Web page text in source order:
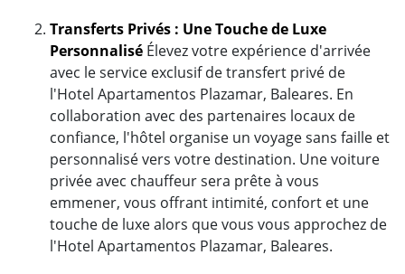
Transferts Privés : Une Touche de Luxe
Personnalisé Élevez votre expérience d'arrivée
avec le service exclusif de transfert privé de
l'Hotel Apartamentos Plazamar, Baleares. En
collaboration avec des partenaires locaux de
confiance, l'hôtel organise un voyage sans faille et
personnalisé vers votre destination. Une voiture
privée avec chauffeur sera prête à vous
emmener, vous offrant intimité, confort et une
touche de luxe alors que vous vous approchez de
l'Hotel Apartamentos Plazamar, Baleares.